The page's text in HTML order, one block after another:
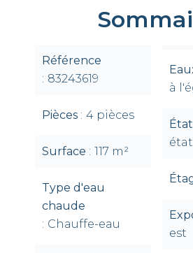
Référence
83243619
Pièces 4 pièces
Surface 117 m²
Type d'eau
chaude
Chauffe-eau
à
État
état
est